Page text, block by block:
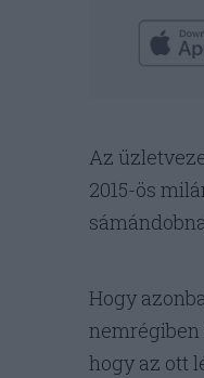
Az
2015-ös
Hogy
hogy az ott